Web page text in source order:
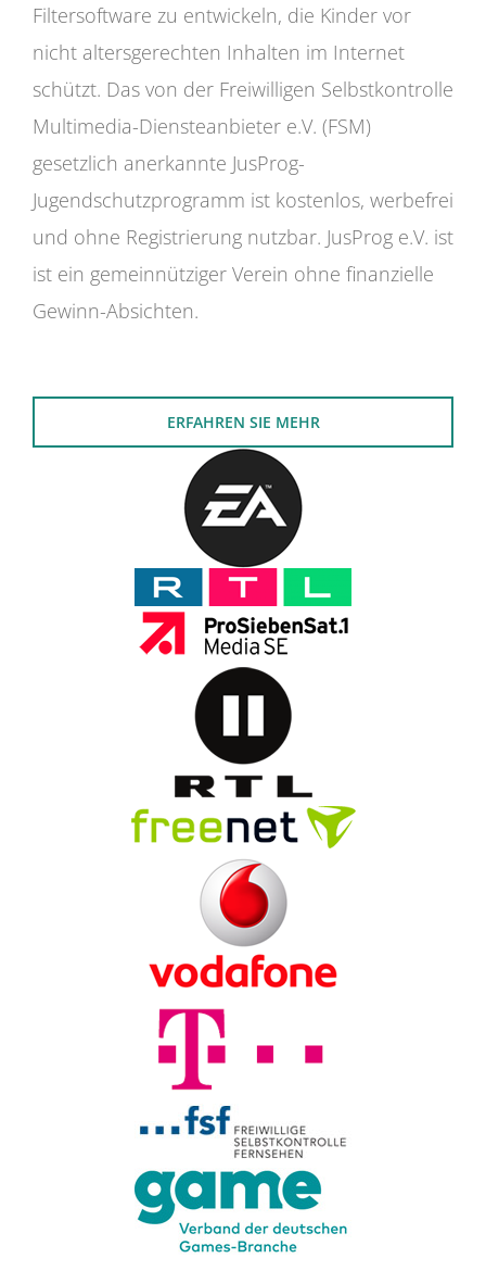
Filtersoftware zu entwickeln, die Kinder vor
nicht altersgerechten Inhalten im Internet
schützt. Das von der Freiwilligen Selbstkontrolle
Multimedia-Diensteanbieter e.V. (FSM)
gesetzlich anerkannte JusProg-
Jugendschutzprogramm ist kostenlos, werbefrei
und ohne Registrierung nutzbar. JusProg e.V. ist
ist ein gemeinnütziger Verein ohne finanzielle
Gewinn-Absichten.
ERFAHREN SIE MEHR